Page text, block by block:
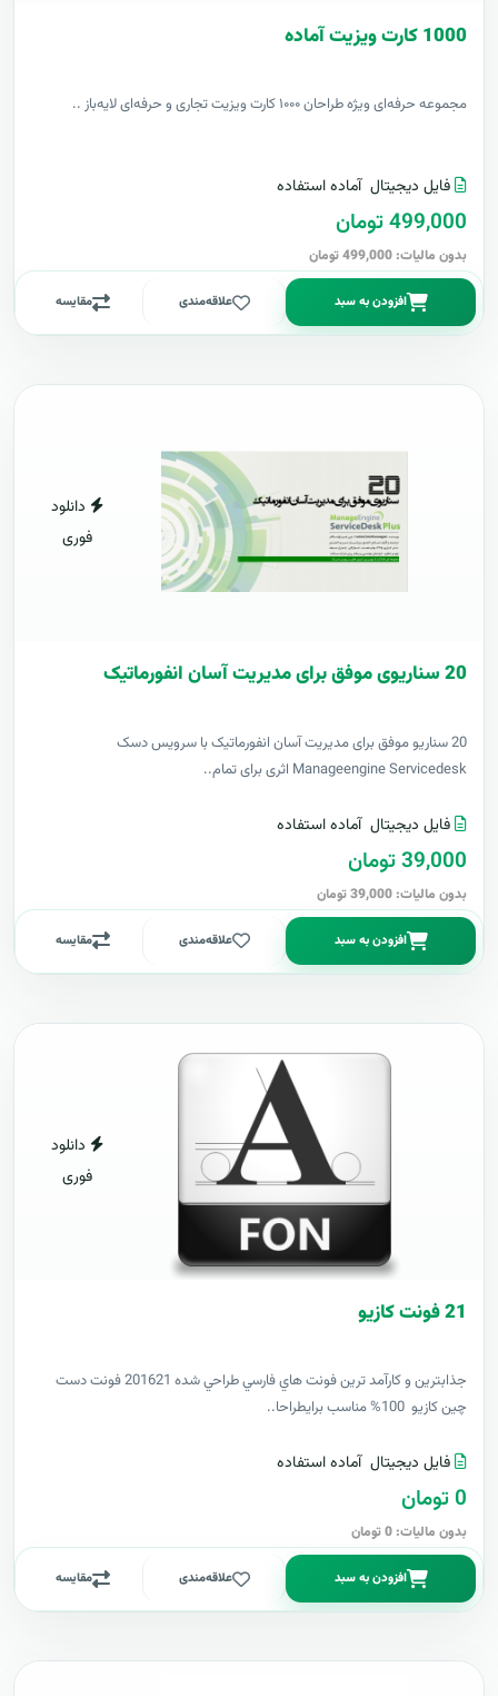
1000 کارت ويزيت آماده
مجموعه حرفه‌ای ویژه طراحان ۱۰۰۰ کارت ویزیت تجاری و حرفه‌ای لایه‌باز ..
فایل دیجیتال آماده استفاده
499,000 تومان
بدون مالیات: 499,000 تومان
افزودن به سبد علاقه‌مندی مقایسه
دانلود
فوری
20 سناریوی موفق برای مدیریت آسان انفورماتیک
20 سناریو موفق برای مدیریت آسان انفورماتیک با سرویس دسک
Manageengine Servicedesk اثری برای تمام..
فایل دیجیتال آماده استفاده
39,000 تومان
بدون مالیات: 39,000 تومان
افزودن به سبد علاقه‌مندی مقایسه
دانلود
فوری
21 فونت کازيو
جذابترين و کارآمد ترين فونت هاي فارسي طراحي شده 201621 فونت دست
چين کازيو 100% مناسب برايطراحا..
فایل دیجیتال آماده استفاده
0 تومان
بدون مالیات: 0 تومان
افزودن به سبد علاقه‌مندی مقایسه